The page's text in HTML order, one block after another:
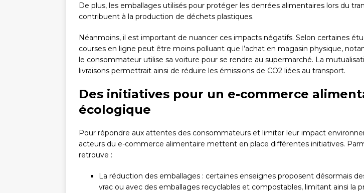
De plus, les emballages utilisés pour protéger les denrées alimentaires lors du
contribuent à la production de déchets plastiques.
Néanmoins, il est important de nuancer ces impacts négatifs. Selon certaines
courses en ligne peut être moins polluant que l’achat en magasin physique,
le consommateur utilise sa voiture pour se rendre au supermarché. La
livraisons permettrait ainsi de réduire les émissions de CO2 liées au transport.
Des initiatives pour un e-commerce
écologique
Pour répondre aux attentes des consommateurs et limiter leur impact
acteurs du e-commerce alimentaire mettent en place différentes initiatives.
retrouve :
La réduction des emballages : certaines enseignes proposent désormais
vrac ou avec des emballages recyclables et compostables, limitant ainsi la